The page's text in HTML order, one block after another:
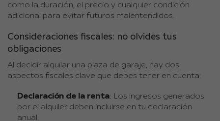
como la duración, el precio y cualquier condición
adicional para evitar futuros malentendidos.
Consideraciones fiscales: no olvides tus
obligaciones
Al decidir alquilar una plaza de garaje, hay dos
aspectos fiscales clave que debes tener en cuenta:
Declaración de la renta: Los ingresos generados
por el alquiler deben incluirse en tu declaración
anual.